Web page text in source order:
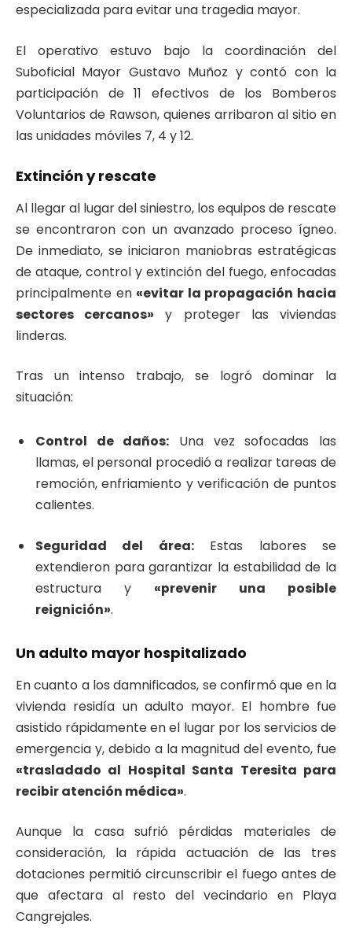
especializada para evitar una tragedia mayor.
El operativo estuvo bajo la coordinación del
Suboficial Mayor Gustavo Muñoz y contó con la
participación de 11 efectivos de los Bomberos
Voluntarios de Rawson, quienes arribaron al sitio en
las unidades móviles 7, 4 y 12.
Extinción y rescate
Al llegar al lugar del siniestro, los equipos de rescate
se encontraron con un avanzado proceso ígneo.
De inmediato, se iniciaron maniobras estratégicas
de ataque, control y extinción del fuego, enfocadas
principalmente en «evitar la propagación hacia
sectores cercanos» y proteger las viviendas
linderas.
Tras un intenso trabajo, se logró dominar la
situación:
Control de daños: Una vez sofocadas las
llamas, el personal procedió a realizar tareas de
remoción, enfriamiento y verificación de puntos
calientes.
Seguridad del área:Estas labores se
extendieron para garantizar la estabilidad de la
estructura y «prevenir una posible
reignición».
Un adulto mayor hospitalizado
En cuanto a los damnificados, se confirmó que en la
vivienda residía un adulto mayor. El hombre fue
asistido rápidamente en el lugar por los servicios de
emergencia y, debido a la magnitud del evento, fue
«trasladado al Hospital Santa Teresita para
recibir atención médica».
Aunque la casa sufrió pérdidas materiales de
consideración, la rápida actuación de las tres
dotaciones permitió circunscribir el fuego antes de
que afectara al resto del vecindario en Playa
Cangrejales.